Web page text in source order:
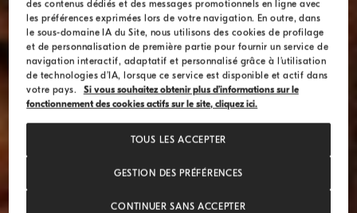
des contenus dédiés et des messages promotionnels en ligne avec
les préférences exprimées lors de votre navigation. En outre, dans
le sous-domaine IA du Site, nous utilisons des cookies de profilage
et de personnalisation de première partie pour fournir un service de
navigation interactif, adaptatif et personnalisé grâce à l’utilisation
de technologies d’IA, lorsque ce service est disponible et actif dans
votre pays.
Si vous souhaitez obtenir plus d’informations sur le
fonctionnement des cookies actifs sur le site, cliquez ici.
GESTION DES PRÉFÉRENCES
CONTINUER SANS ACCEPTER
TOUS LES ACCEPTER